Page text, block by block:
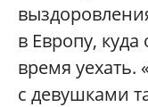
в Европу,
время
с девушками